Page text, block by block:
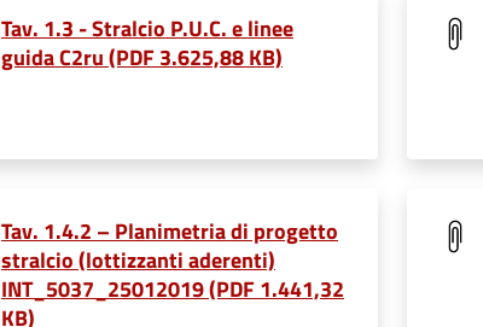
Tav. 1.3 - Stralcio P.U.C. e linee
guida C2ru (PDF 3.625,88 KB)
Tav. 1.4.2 – Planimetria di progetto
stralcio (lottizzanti aderenti)
INT_5037_25012019 (PDF 1.441,32
KB)